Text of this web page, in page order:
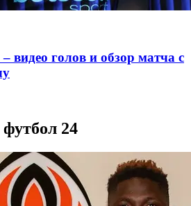
видео голов и обзор матча с
24